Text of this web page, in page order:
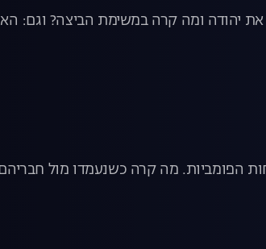
את יהודה ומה קרה במשימת הביצה? וגם:
הפומביות. מה קרה כשנעמדו מול חבריהם